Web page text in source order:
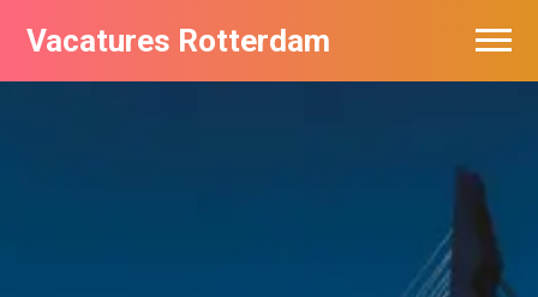
Vacatures Rotterdam
Vacatures per bedrijf